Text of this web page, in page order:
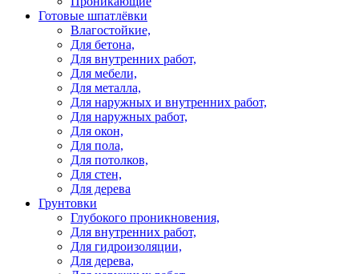
Готовые шпатлёвки
Влагостойкие,
Для бетона,
Для внутренних работ,
Для мебели,
Для металла,
Для наружных и внутренних работ,
Для наружных работ,
Для окон,
Для пола,
Для потолков,
Для стен,
Для дерева
Грунтовки
Глубокого проникновения,
Для внутренних работ,
Для гидроизоляции,
Для дерева,